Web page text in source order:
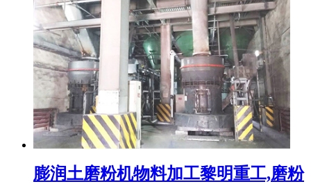
膨润土磨粉机物料加工黎明重工,磨粉